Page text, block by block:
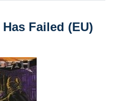
Failed (EU)